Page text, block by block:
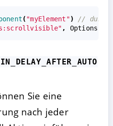
("myElement")
// durch
, Options
Sie eine
nach jeder